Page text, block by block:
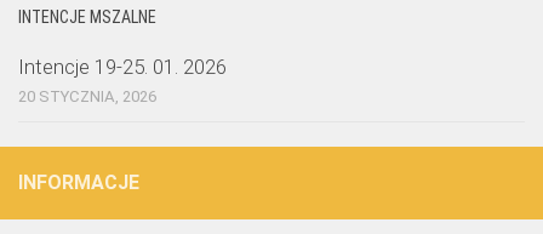
INTENCJE MSZALNE
Intencje 19-25. 01. 2026
20 STYCZNIA, 2026
INFORMACJE